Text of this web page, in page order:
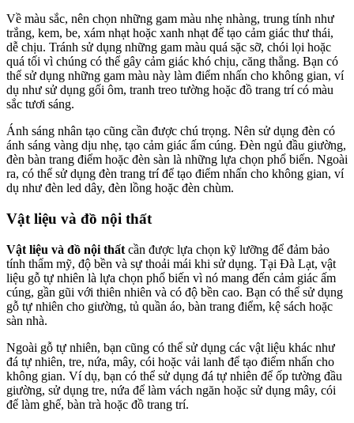
Về màu sắc, nên chọn những gam màu nhẹ nhàng, trung tính như
trắng, kem, be, xám nhạt hoặc xanh nhạt để tạo cảm giác thư thái,
dễ chịu. Tránh sử dụng những gam màu quá sặc sỡ, chói lọi hoặc
quá tối vì chúng có thể gây cảm giác khó chịu, căng thẳng. Bạn có
thể sử dụng những gam màu này làm điểm nhấn cho không gian, ví
dụ như sử dụng gối ôm, tranh treo tường hoặc đồ trang trí có màu
sắc tươi sáng.
Ánh sáng nhân tạo cũng cần được chú trọng. Nên sử dụng đèn có
ánh sáng vàng dịu nhẹ, tạo cảm giác ấm cúng. Đèn ngủ đầu giường,
đèn bàn trang điểm hoặc đèn sàn là những lựa chọn phổ biến. Ngoài
ra, có thể sử dụng đèn trang trí để tạo điểm nhấn cho không gian, ví
dụ như đèn led dây, đèn lồng hoặc đèn chùm.
Vật liệu và đồ nội thất
Vật liệu và đồ nội thất cần được lựa chọn kỹ lưỡng để đảm bảo
tính thẩm mỹ, độ bền và sự thoải mái khi sử dụng. Tại Đà Lạt, vật
liệu gỗ tự nhiên là lựa chọn phổ biến vì nó mang đến cảm giác ấm
cúng, gần gũi với thiên nhiên và có độ bền cao. Bạn có thể sử dụng
gỗ tự nhiên cho giường, tủ quần áo, bàn trang điểm, kệ sách hoặc
sàn nhà.
Ngoài gỗ tự nhiên, bạn cũng có thể sử dụng các vật liệu khác như
đá tự nhiên, tre, nứa, mây, cói hoặc vải lanh để tạo điểm nhấn cho
không gian. Ví dụ, bạn có thể sử dụng đá tự nhiên để ốp tường đầu
giường, sử dụng tre, nứa để làm vách ngăn hoặc sử dụng mây, cói
để làm ghế, bàn trà hoặc đồ trang trí.